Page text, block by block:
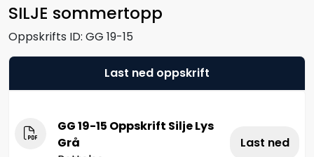
SILJE sommertopp
Oppskrifts ID: GG 19-15
Last ned oppskrift
GG 19-15 Oppskrift Silje Lys
Grå
Last ned